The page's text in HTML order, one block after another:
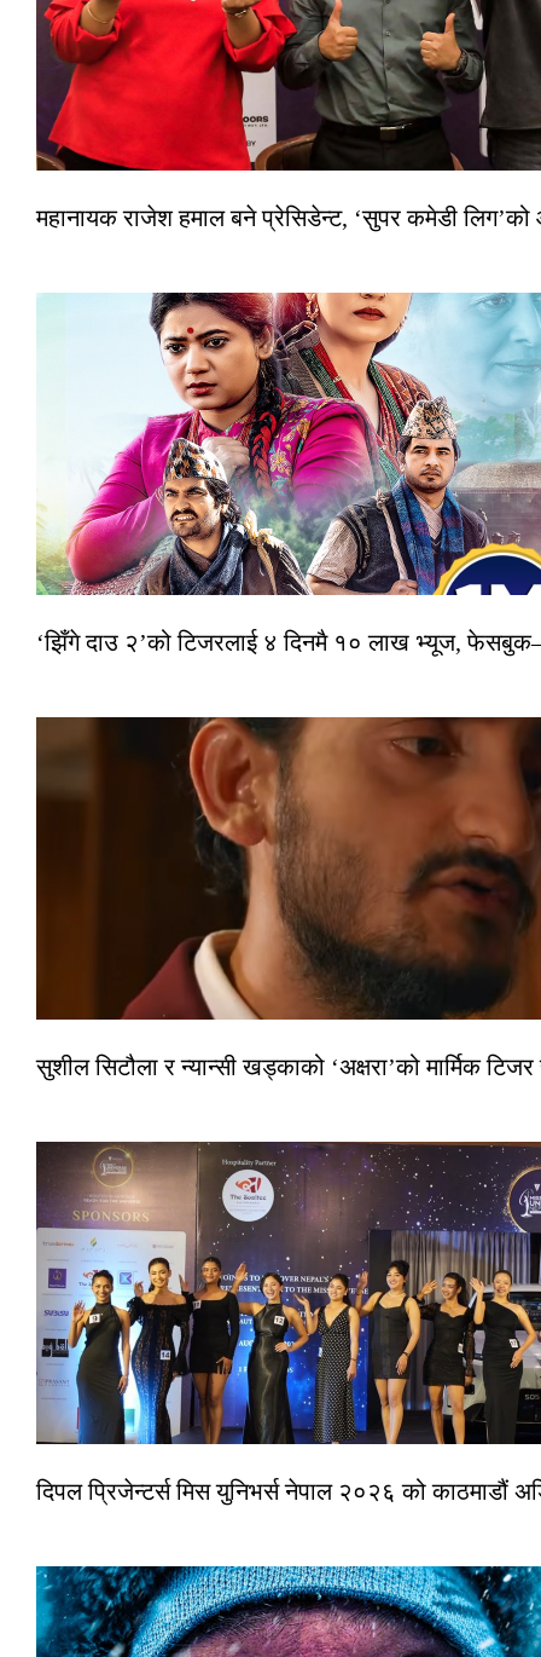
महानायक राजेश हमाल बने प्रेसिडेन्ट, ‘सुपर कमेडी लिग’को
‘झिँगे दाउ २’को टिजरलाई ४ दिनमै १० लाख भ्यूज,
सुशील सिटौला र न्यान्सी खड्काको ‘अक्षरा’को मार्मिक
दिपल प्रिजेन्टर्स मिस युनिभर्स नेपाल २०२६ को काठमाडौं